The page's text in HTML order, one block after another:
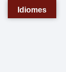
Idiomes